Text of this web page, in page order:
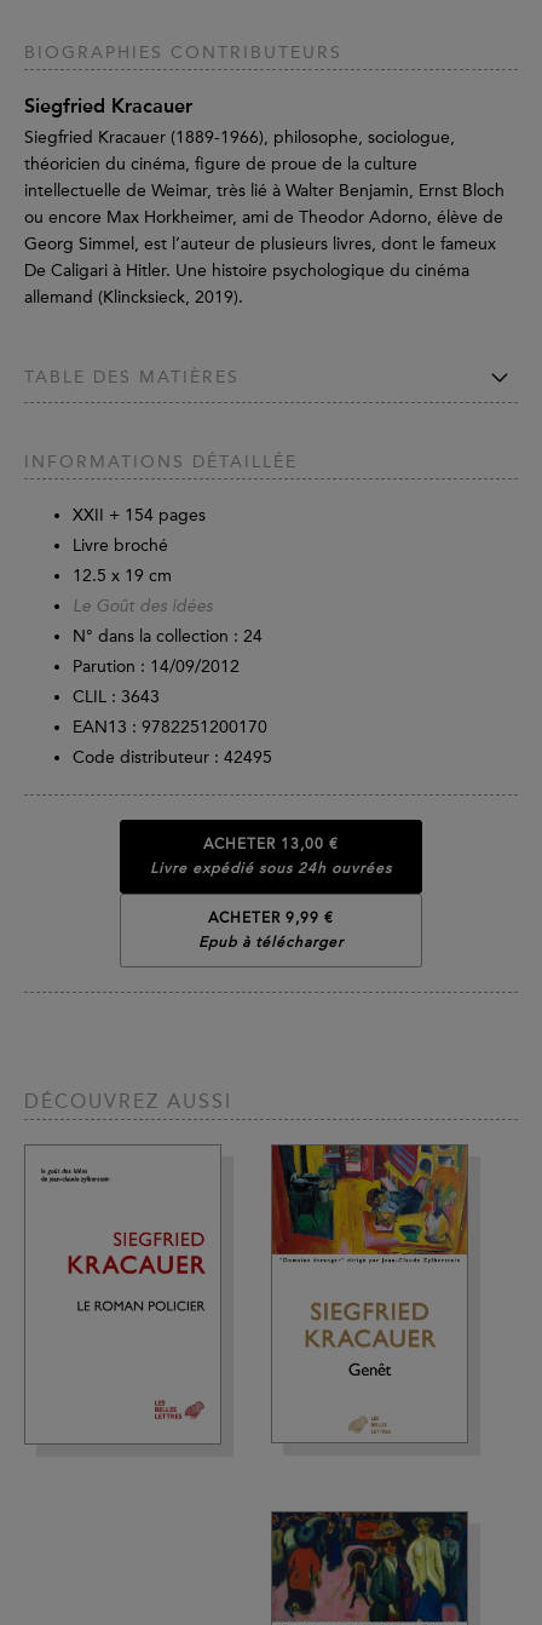
BIOGRAPHIES CONTRIBUTEURS
Siegfried Kracauer
Siegfried Kracauer (1889-1966), philosophe, sociologue,
théoricien du cinéma, figure de proue de la culture
intellectuelle de Weimar, très lié à Walter Benjamin, Ernst Bloch
ou encore Max Horkheimer, ami de Theodor Adorno, élève de
Georg Simmel, est l’auteur de plusieurs livres, dont le fameux
De Caligari à Hitler. Une histoire psychologique du cinéma
allemand (Klincksieck, 2019).
TABLE DES MATIÈRES
INFORMATIONS DÉTAILLÉE
XXII + 154 pages
Livre broché
12.5 x 19 cm
Le Goût des idées
N° dans la collection : 24
Parution : 14/09/2012
CLIL : 3643
EAN13 : 9782251200170
Code distributeur : 42495
ACHETER 13,00 €
Livre expédié sous 24h ouvrées
ACHETER 9,99 €
Epub à télécharger
DÉCOUVREZ AUSSI